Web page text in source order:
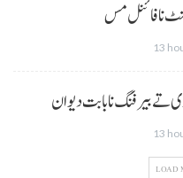
نا فائنل مس
13
13
LOAD